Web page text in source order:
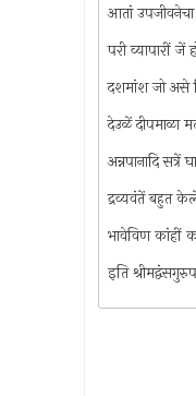
आतां उपजीवनेचा
परी व्यापारीं
दशमांश जो असे
देउळें दीपमाळा
अन्नपानादि सत्रें
द्रव्यवंतें बहुत
भावेविण कांहीं
इति